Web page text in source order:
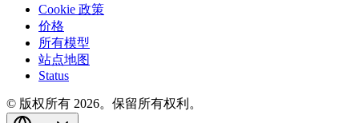
Cookie 政策
价格
所有模型
站点地图
Status
© 版权所有 2026。保留所有权利。